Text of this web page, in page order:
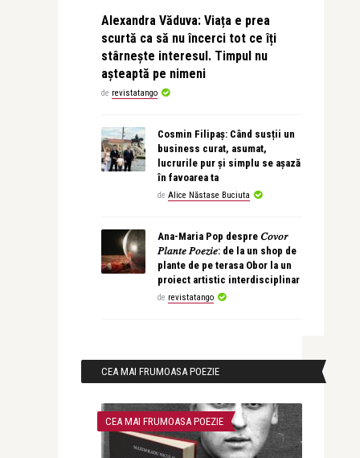
Alexandra Văduva: Viața e prea
scurtă ca să nu încerci tot ce îți
stârnește interesul. Timpul nu
așteaptă pe nimeni
de revistatango
Cosmin Filipaș: Când susții un
business curat, asumat,
lucrurile pur și simplu se așază
în favoarea ta
de Alice Năstase Buciuta
Ana-Maria Pop despre 𝐶𝑜𝑣𝑜𝑟
𝑃𝑙𝑎𝑛𝑡𝑒 𝑃𝑜𝑒𝑧𝑖𝑒: de la un shop de
plante de pe terasa Obor la un
proiect artistic interdisciplinar
de revistatango
CEA MAI FRUMOASA POEZIE
CEA MAI FRUMOASA POEZIE